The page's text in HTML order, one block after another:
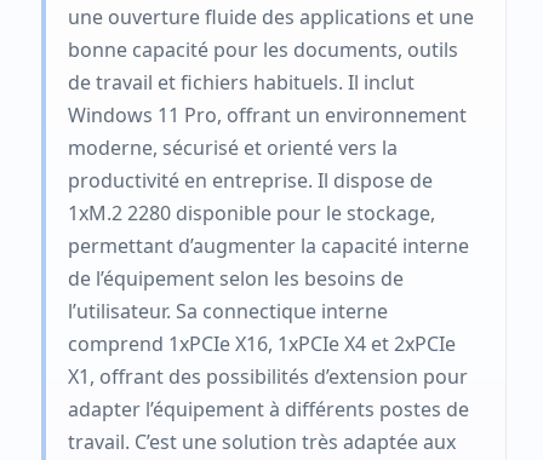
une ouverture fluide des applications et une
bonne capacité pour les documents, outils
de travail et fichiers habituels. Il inclut
Windows 11 Pro, offrant un environnement
moderne, sécurisé et orienté vers la
productivité en entreprise. Il dispose de
1xM.2 2280 disponible pour le stockage,
permettant d’augmenter la capacité interne
de l’équipement selon les besoins de
l’utilisateur. Sa connectique interne
comprend 1xPCIe X16, 1xPCIe X4 et 2xPCIe
X1, offrant des possibilités d’extension pour
adapter l’équipement à différents postes de
travail. C’est une solution très adaptée aux